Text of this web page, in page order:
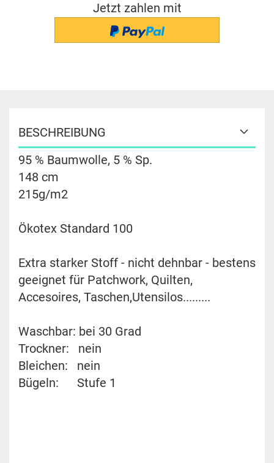
Jetzt zahlen mit
BESCHREIBUNG
95 % Baumwolle, 5 % Sp.
148 cm
215g/m2
Ökotex Standard 100
Extra starker Stoff - nicht dehnbar - bestens
geeignet für Patchwork, Quilten,
Accesoires, Taschen,Utensilos.........
Waschbar: bei 30 Grad
Trockner: nein
Bleichen: nein
Bügeln: Stufe 1